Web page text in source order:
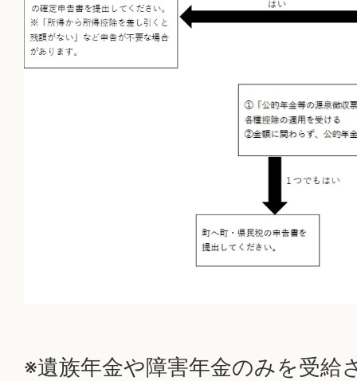
※遺族年金や障害年金のみを受給